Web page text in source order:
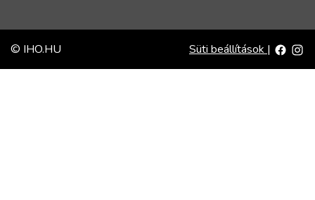
© IHO.HU Süti beállítások |